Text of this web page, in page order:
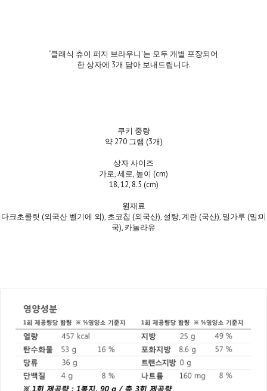
‘클래식 츄이 퍼지 브라우니’는 모두 개별 포장되어
한 상자에 3개 담아 보내드립니다.
쿠키 중량
약 270 그램 (3개)
상자 사이즈
가로, 세로, 높이 (cm)
18, 12, 8.5 (cm)
원재료
다크초콜릿 (외국산 벨기에 외), 초코칩 (외국산), 설탕, 계란 (국산), 밀가루 (밀:미
국), 카놀라유